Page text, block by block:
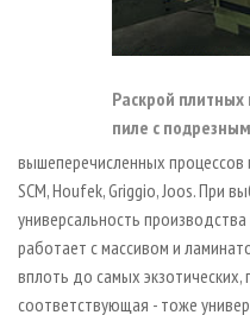
Раскрой
пиле с
вышеперечисленных процессов
SCM, Houfek, Griggio, Joos. При
универсальность
работает с массивом и
вплоть до самых экзотических,
соответствующая - тоже